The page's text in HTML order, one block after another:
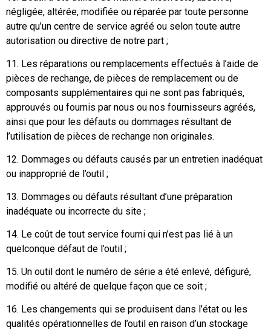
négligée, altérée, modifiée ou réparée par toute personne
autre qu’un centre de service agréé ou selon toute autre
autorisation ou directive de notre part ;
11. Les réparations ou remplacements effectués à l’aide de
pièces de rechange, de pièces de remplacement ou de
composants supplémentaires qui ne sont pas fabriqués,
approuvés ou fournis par nous ou nos fournisseurs agréés,
ainsi que pour les défauts ou dommages résultant de
l’utilisation de pièces de rechange non originales.
12. Dommages ou défauts causés par un entretien inadéquat
ou inapproprié de l’outil ;
13. Dommages ou défauts résultant d’une préparation
inadéquate ou incorrecte du site ;
14. Le coût de tout service fourni qui n’est pas lié à un
quelconque défaut de l’outil ;
15. Un outil dont le numéro de série a été enlevé, défiguré,
modifié ou altéré de quelque façon que ce soit ;
16. Les changements qui se produisent dans l’état ou les
qualités opérationnelles de l’outil en raison d’un stockage